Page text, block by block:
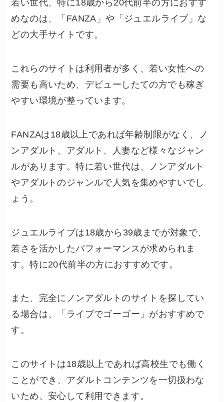
若い世代、特に18歳から20代前半の方におすす
めなのは、「FANZA」や「ジュエルライブ」な
どの大手サイトです。
これらのサイトは利用者が多く、若い女性への
需要も高いため、デビューしたての方でも稼ぎ
やすい環境が整っています。
FANZAは18歳以上であれば年齢制限がなく、ノ
ンアダルト、アダルト、人妻など様々なジャン
ルがあります。特に若い世代は、ノンアダルト
やアダルトのジャンルで人気を集めやすいでし
ょう。
ジュエルライブは18歳から39歳までが対象で、
若さを活かしたパフォーマンスが求められま
す。特に20代前半の方におすすめです。
また、完全にノンアダルトのサイトを探してい
る場合は、「ライブでゴーゴー」がおすすめで
す。
このサイトは18歳以上であれば高校生でも働く
ことができ、アダルトコンテンツを一切扱わな
いため、安心して利用できます。